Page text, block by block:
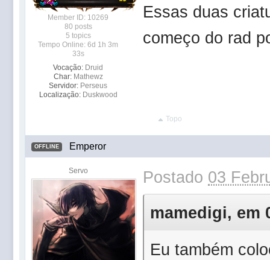
Member ID: 10269
80 posts
5 topics
Tempo Online: 6d 1h 3m
33s
Vocação: Druid
Char: Mathewz
Servidor: Perseus
Localização: Duskwood
Essas duas
começo do rad
Topo
OFFLINE Emperor
Servo Postado 03
mamedigi, em
Eu também